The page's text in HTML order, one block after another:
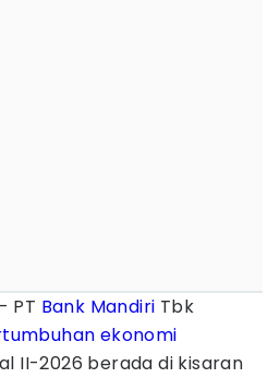
- PT Bank Mandiri Tbk
ekonomi
II-2026 berada di kisaran